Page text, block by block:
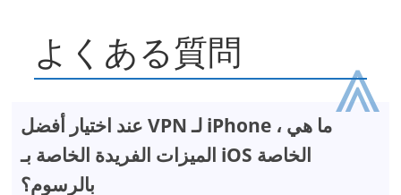
よくある質問
عند اختيار أفضل VPN لـ iPhone ، ما هي
الميزات الفريدة الخاصة بـ iOS الخاصة
بالرسوم؟
⩓